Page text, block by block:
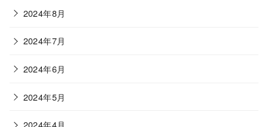
2024年8月
2024年7月
2024年6月
2024年5月
2024年4月